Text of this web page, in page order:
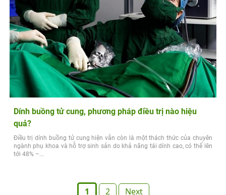
Dính buồng tử cung, phương pháp điều trị nào hiệu
quả?
Điều trị dính buồng tử cung hiện vẫn còn là một thách thức của chuyên
ngành phụ khoa và hỗ trợ sinh sản do khả năng tái dính cao, có thể lên
tới 48% –...
1 2 Next